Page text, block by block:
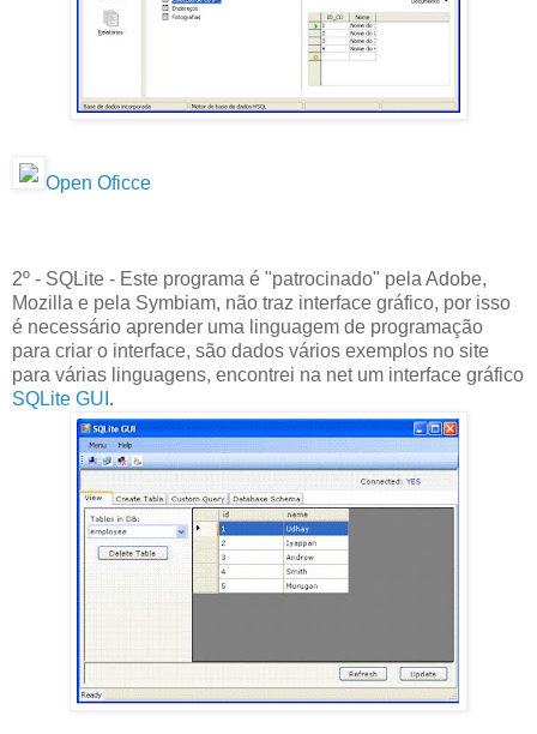
Open Oficce
2º - SQLite - Este programa é "patrocinado" pela Adobe,
Mozilla e pela Symbiam, não traz interface gráfico, por isso
é necessário aprender uma linguagem de programação
para criar o interface, são dados vários exemplos no site
para várias linguagens, encontrei na net um interface gráfico
SQLite GUI .